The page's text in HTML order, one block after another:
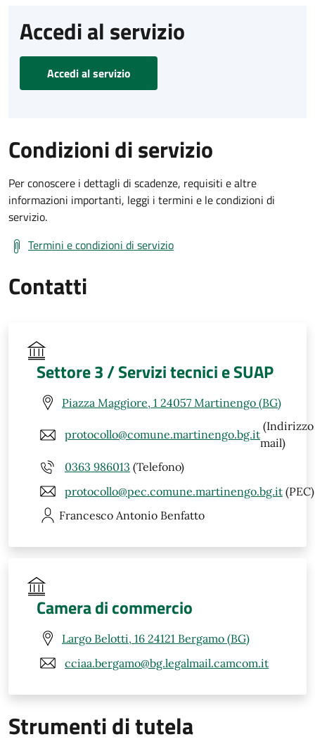
Accedi al servizio
Accedi al servizio
Condizioni di servizio
Per conoscere i dettagli di scadenze, requisiti e altre
informazioni importanti, leggi i termini e le condizioni di
servizio.
Termini e condizioni di servizio
Contatti
Settore 3 / Servizi tecnici e SUAP
Piazza Maggiore, 1 24057 Martinengo (BG)
protocollo@comune.martinengo.bg.it
(Indirizzo
mail)
0363 986013 (Telefono)
protocollo@pec.comune.martinengo.bg.it (PEC)
Francesco Antonio Benfatto
Camera di commercio
Largo Belotti, 16 24121 Bergamo (BG)
cciaa.bergamo@bg.legalmail.camcom.it
Strumenti di tutela